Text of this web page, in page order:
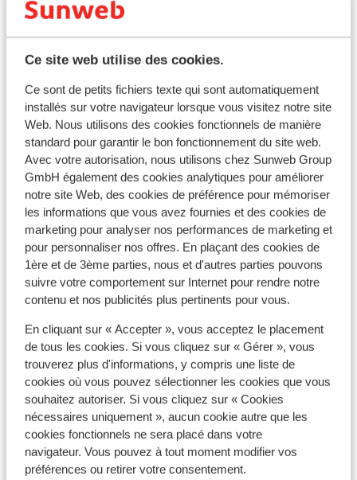
Ce site web utilise des cookies.
Ce sont de petits fichiers texte qui sont automatiquement
installés sur votre navigateur lorsque vous visitez notre site
Web. Nous utilisons des cookies fonctionnels de manière
standard pour garantir le bon fonctionnement du site web.
Avec votre autorisation, nous utilisons chez Sunweb Group
GmbH également des cookies analytiques pour améliorer
notre site Web, des cookies de préférence pour mémoriser
les informations que vous avez fournies et des cookies de
marketing pour analyser nos performances de marketing et
pour personnaliser nos offres. En plaçant des cookies de
1ère et de 3ème parties, nous et d'autres parties pouvons
suivre votre comportement sur Internet pour rendre notre
contenu et nos publicités plus pertinents pour vous.
En cliquant sur « Accepter », vous acceptez le placement
de tous les cookies. Si vous cliquez sur « Gérer », vous
trouverez plus d'informations, y compris une liste de
cookies où vous pouvez sélectionner les cookies que vous
souhaitez autoriser. Si vous cliquez sur « Cookies
nécessaires uniquement », aucun cookie autre que les
cookies fonctionnels ne sera placé dans votre
navigateur. Vous pouvez à tout moment modifier vos
préférences ou retirer votre consentement.
hormis le parking de la télécabine :
- 2€ la demi-journée (4 heures)
- 4€ la journée (8 heures)
- 20€ les 7 jours
Les Incontournables
« La Tour de Glace » est le terrain de jeu favori des
grimpeurs de mi-décembre à début mars. Imitant les
cascades naturelles qui gèlent dans le vallon de
Champagny le haut, la Tour de Glace est une structure
artificielle d’escalade sur glace, unique en Europe.
Ludique et ouverte à tous !
« L’Espace Glacialis » est un centre d’interprétation
consacré à la découverte des glaciers de montagne.
Scientifique, géologique, historique, mythologique,
environnemental, paysager et humain, tous les angles
de cette thématique sont abordés ! Un espace de
8.2 Excellent
Résidence le Grand Bouquetin
Champagny en Vanoise La Plagne France
Appartements modernes
Proche des pistes
Situation idéale
Logement seul 2pers.
prix p.p. à partir de
729 €
Voir
Autres hébergements - Champagny en